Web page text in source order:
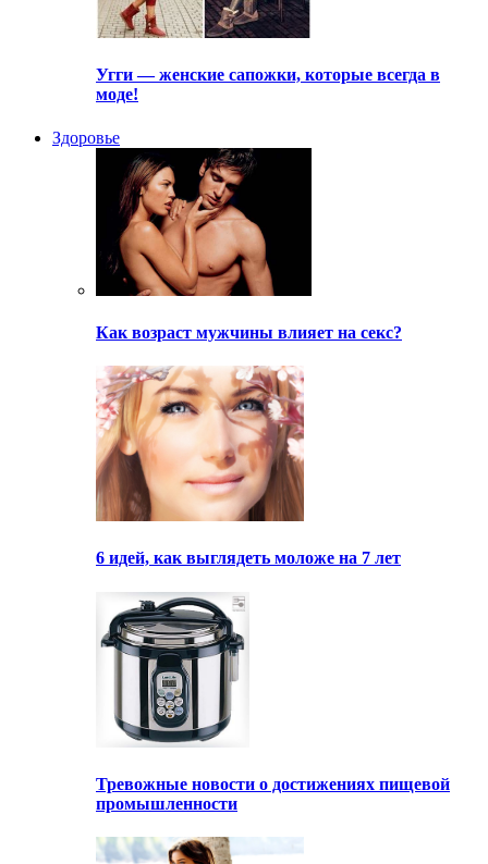
Угги — женские сапожки, которые всегда в
моде!
Здоровье
Как возраст мужчины влияет на секс?
6 идей, как выглядеть моложе на 7 лет
Тревожные новости о достижениях пищевой
промышленности